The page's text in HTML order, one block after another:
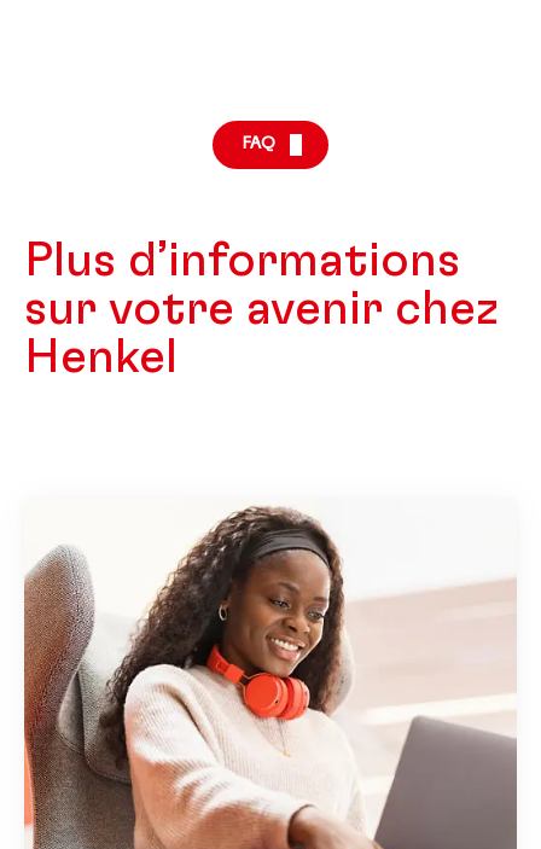
FAQ
Plus d’informations
sur votre avenir chez
Henkel